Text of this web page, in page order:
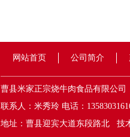
网站首页 公司简介
曹县米家正宗烧牛肉食品有限公
联系人：米秀玲 电话：
地址：曹县迎宾大道东段路北 技